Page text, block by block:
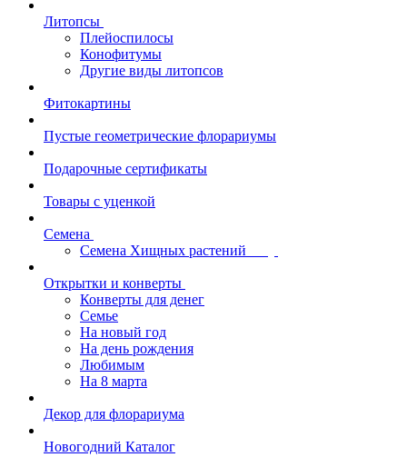
Литопсы
Плейоспилосы
Конофитумы
Другие виды литопсов
Фитокартины
Пустые геометрические флорариумы
Подарочные сертификаты
Товары с уценкой
Семена
Семена Хищных растений
Открытки и конверты
Конверты для денег
Семье
На новый год
На день рождения
Любимым
На 8 марта
Декор для флорариума
Новогодний Каталог